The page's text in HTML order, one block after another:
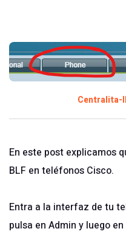
Centralita-
En este post explicamos
BLF en teléfonos Cisco.
Entra a la interfaz de tu
pulsa en Admin y luego